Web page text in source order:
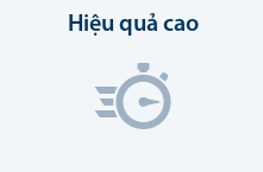
Hiệu quả cao